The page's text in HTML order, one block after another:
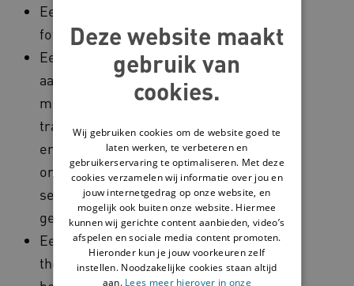
Een groot boek en kleine boekjes met
foto’s en uitspraken.
Een training voor
aandachtsfunctionarissen seksueel
misbruik en ervaringsdeskundigen. De
training wordt gegeven door
ervaringsdeskundigen. De inhoud gaat
onder andere in op hoe trauma door
seksueel misbruik te herkennen en het
gebruik van de toolkit.
Een training en een script om zelf
themabijeenkomsten voor cliënten,
Deze website maakt
gebruik van
cookies.
Wij gebruiken cookies om de website goed te
laten werken, te verbeteren en
gebruikerservaring te optimaliseren. Met deze
cookies verzamelen wij informatie over jou en
jouw internetgedrag op onze website, en
mogelijk ook buiten onze website. Hiermee
kunnen wij gerichte content aanbieden, video’s
afspelen en sociale media content promoten.
Hieronder kun je jouw voorkeuren zelf
instellen. Noodzakelijke cookies staan altijd
aan. Lees meer hierover in onze